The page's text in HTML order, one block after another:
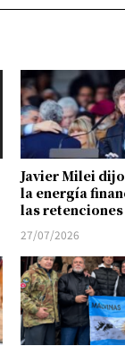
Javier Milei
la energía
las
27/07/2026